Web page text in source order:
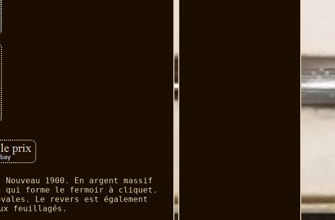
1900. En argent massif
qui forme le fermoir à cliquet.
Le revers est également
feuillagés.